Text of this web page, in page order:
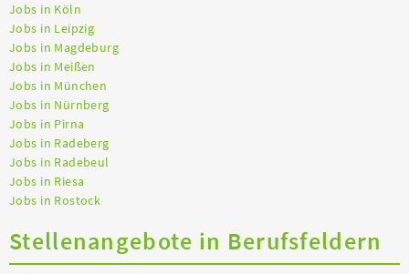
Jobs in Köln
Jobs in Leipzig
Jobs in Magdeburg
Jobs in Meißen
Jobs in München
Jobs in Nürnberg
Jobs in Pirna
Jobs in Radeberg
Jobs in Radebeul
Jobs in Riesa
Jobs in Rostock
Stellenangebote in Berufsfeldern